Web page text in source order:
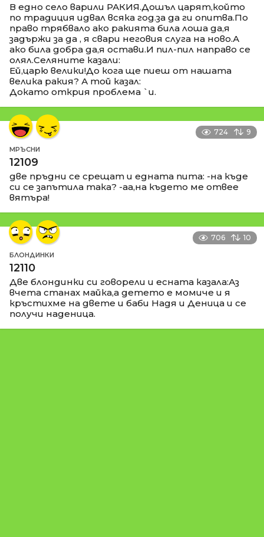
В едно село варили РАКИЯ.Дошъл царят,който
по традиция идвал всяка год.за да ги опитва.По
право трябвало ако ракията била лоша да,я
задържи за да , я свари неговия слуга на ново.А
ако била добра да,я остави.И пил-пил направо се
олял.Селяните казали:
Ей,царю велики!До кога ще пиеш от нашата
велика ракия? А той казал:
Докато открия проблема `и.
724 9
МРЪСНИ
12109
две пръдни се срещат и едната пита: -на къде
си се запътила така? -аа,на където ме отвее
вятъра!
706 10
БЛОНДИНКИ
12110
Две блондинки си говорели и есната казала:Аз
вчета станах майка,а детето е момиче и я
кръстихме на двете и баби Надя и Деница и се
получи наденица.